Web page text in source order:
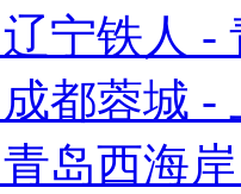
宁铁人 -
都蓉城 -
岛西海